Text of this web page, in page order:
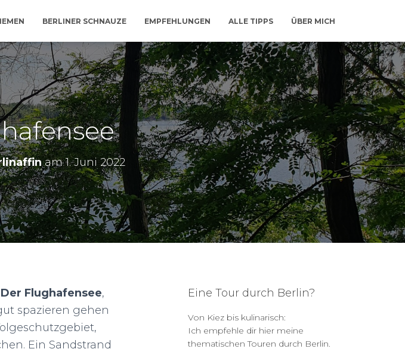
BERLINER SCHNAUZE EMPFEHLUNGEN ALLE TIPPS ÜBER MICH
am1. Juni 2022
Der Flughafensee,
spazieren gehen
Ein Sandstrand
Eine Tour durch Berlin?
Von Kiez bis kulinarisch:
Ich empfehle dir hier meine
thematischen Touren durch Berlin.